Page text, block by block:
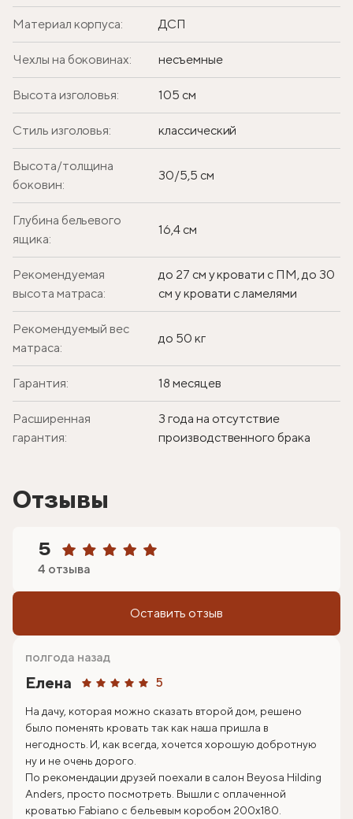
Материал корпуса: ДСП
Чехлы на боковинах: несъемные
Высота изголовья: 105 см
Стиль изголовья: классический
Высота/толщина
боковин:
30/5,5 см
Глубина бельевого
ящика:
16,4 см
Рекомендуемая
высота матраса:
до 27 см у кровати с ПМ, до 30
см у кровати с ламелями
Рекомендуемый вес
матраса:
до 50 кг
Гарантия: 18 месяцев
Расширенная
гарантия:
3 года на отсутствие
производственного брака
Отзывы
5
4 отзыва
Оставить отзыв
Елена 5
полгода назад
На дачу, которая можно сказать второй дом, решено
было поменять кровать так как наша пришла в
негодность. И, как всегда, хочется хорошую добротную
ну и не очень дорого.
По рекомендации друзей поехали в салон Beyosa Hilding
Anders, просто посмотреть. Вышли с оплаченной
кроватью Fabiano с бельевым коробом 200х180.